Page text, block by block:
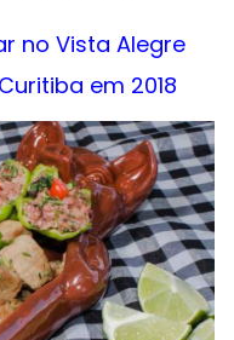
no Vista Alegre
em 2018